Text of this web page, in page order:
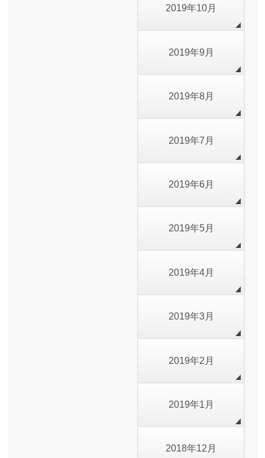
2019年10月
2019年9月
2019年8月
2019年7月
2019年6月
2019年5月
2019年4月
2019年3月
2019年2月
2019年1月
2018年12月